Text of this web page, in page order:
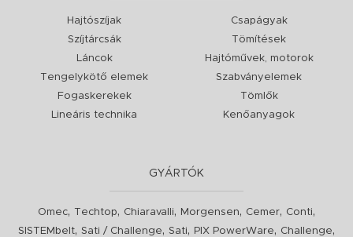
Hajtószíjak
Szíjtárcsák
Láncok
Tengelykötő elemek
Fogaskerekek
Lineáris technika
Csapágyak
Tömítések
Hajtóművek, motorok
Szabványelemek
Tömlők
Kenőanyagok
GYÁRTÓK
Omec, Techtop, Chiaravalli, Morgensen, Cemer, Conti,
SISTEMbelt, Sati / Challenge, Sati, PIX PowerWare, Challenge,